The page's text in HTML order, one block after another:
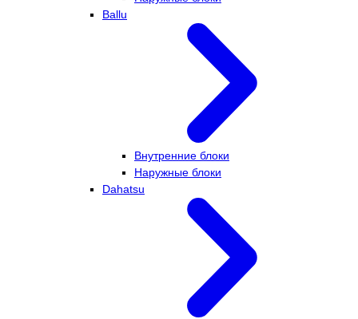
Ballu
Внутренние блоки
Наружные блоки
Dahatsu